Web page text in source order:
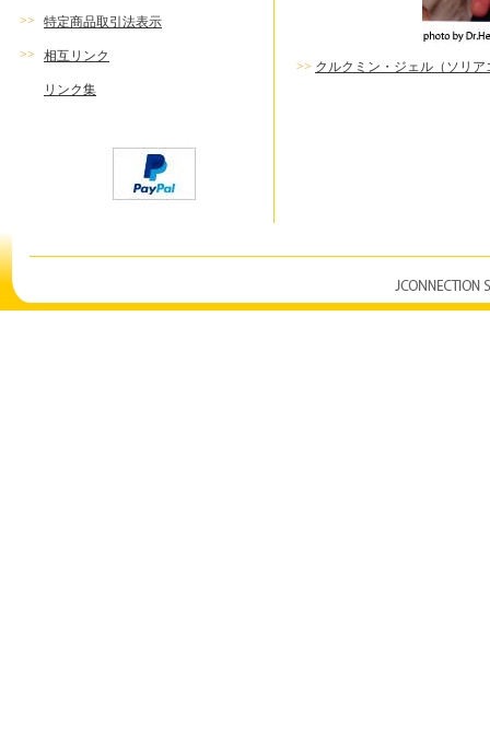
>> 特定商品取引法表示
>> 相互リンク
リンク集
>> クルクミン・ジェル（ソリ